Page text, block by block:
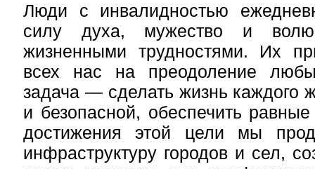
Люди с инвалидностью
силу духа, мужество и
жизненными трудностями. Их
всех нас на преодоление
задача — сделать жизнь каждого
и безопасной, обеспечить
достижения этой цели мы
инфраструктуру городов и сел,